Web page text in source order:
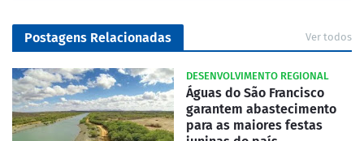
Postagens Relacionadas Ver todos
DESENVOLVIMENTO REGIONAL
Águas do São Francisco
garantem abastecimento
para as maiores festas